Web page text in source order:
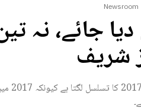
Newsroom
جائے، نہ
شریف